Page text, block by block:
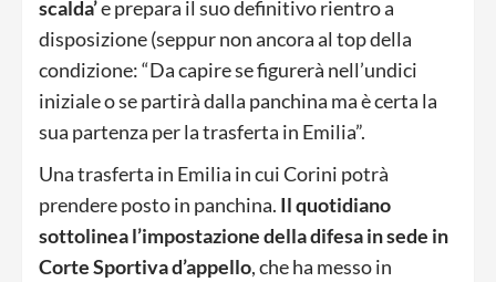
scalda’e prepara il suo definitivo rientro a
disposizione (seppur non ancora al top della
condizione: “Da capire se figurerà nell’undici
iniziale o se partirà dalla panchina ma è certa la
sua partenza per la trasferta in Emilia”.
Una trasferta in Emilia in cui Corini potrà
prendere posto in panchina. Il quotidiano
sottolinea l’impostazione della difesa in sede in
Corte Sportiva d’appello, che ha messo in